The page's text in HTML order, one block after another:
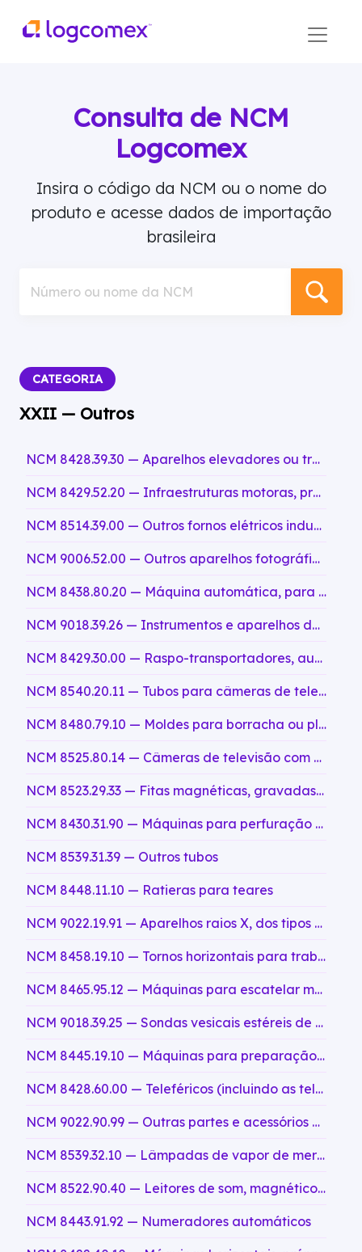
Consulta de NCM
Logcomex
Insira o código da NCM ou o nome do
produto e acesse dados de importação
brasileira
Número ou nome da NCM
CATEGORIA
XXII — Outros
NCM 8428.39.30 — Aparelhos elevadores ou transportadores, de ação contínua, para mercadorias, de pinças laterais, do tipo dos utilizados para o transporte de jornais
NCM 8429.52.20 — Infraestruturas motoras, próprias para receber equipamentos das subposições 8430.49, 8430.61 ou 8430.69, mesmo com dispositivo de deslocamento sobre trilhos
NCM 8514.39.00 — Outros fornos elétricos industriais ou de laboratório, incluindo os que funcionam por indução ou por perdas dielétricas; outros aparelhos industriais ou de laboratório para tratamento térmico de matérias por indução ou por perdas dielétricas, não classificados em códigos anteriores
NCM 9006.52.00 — Outros aparelhos fotográficos, para filmes, em rolos, largura < 35 mm
NCM 8438.80.20 — Máquina automática, para descabeçar, cortar a cauda e eviscerar peixes, com capacidade superior a 350 unidades por minuto
NCM 9018.39.26 — Instrumentos e aparelhos de optica, fotografia ou cinematografia, medida, controle ou de precisao; instrumentos e aparelhos medico cirurgicos; suas partes e acessorios
NCM 8429.30.00 — Raspo-transportadores, autopropulsores
NCM 8540.20.11 — Tubos para câmeras de televisão, em preto e branco ou outros monocromos
NCM 8480.79.10 — Moldes para borracha ou plásticos, para vulcanização de pneumáticos
NCM 8525.80.14 — Câmeras de televisão com sensor de imagem a semicondutor tipo CMOS, de mais de 490 x 580 elementos de imagem (pixels) ativos, sensíveis a intensidades de iluminação inferiores a 0,20 lux
NCM 8523.29.33 — Fitas magnéticas, gravadas, de largura não superior a 4 mm, de largura superior a 6,5 mm, exceto as do subitem 8523.29.31
NCM 8430.31.90 — Máquinas para perfuração de túneis e galerias, autopropulsoras
NCM 8539.31.39 — Outros tubos
NCM 8448.11.10 — Ratieras para teares
NCM 9022.19.91 — Aparelhos raios X, dos tipos utilizados para inspeção de bagagens, com túnel de altura inferior ou igual a 0,4 m, largura inferior ou igual a 0,6 m e comprimento inferior ou igual a 1,2 m
NCM 8458.19.10 — Tornos horizontais para trabalhar metais, sem comando numérico, tipo revólver
NCM 8465.95.12 — Máquinas para escatelar madeira, cortiça, etc, de comando numérico
NCM 9018.39.25 — Sondas vesicais estéreis de poliuretano, com revestimento hidrofílico, de uso intermitente, apresentadas em embalagens com solução salina
NCM 8445.19.10 — Máquinas para preparação da seda
NCM 8428.60.00 — Teleféricos (incluindo as telecadeiras e os telesquis); mecanismos de tração para funiculares
NCM 9022.90.99 — Outras partes e acessórios de aparelhos de raios X e aparelhos que utilizem radiações alfa, beta, gama ou outras radiações ionizantes, outras parte e acessórios de aparelhos de geradores de tensão, mesas de comando, telas de visualização, mesas, cadeiras e suportes semelhantes para exame ou tratamento, não classificados em códigos anteriores
NCM 8539.32.10 — Lâmpadas de vapor de mercúrio
NCM 8522.90.40 — Leitores de som, magnéticos, para aparelhos de reprodução
NCM 8443.91.92 — Numeradores automáticos